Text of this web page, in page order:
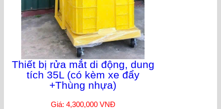
Thiết bị rửa mắt di động, dung
tích 35L (có kèm xe đẩy
+Thùng nhựa)
Giá: 4,300,000 VNĐ